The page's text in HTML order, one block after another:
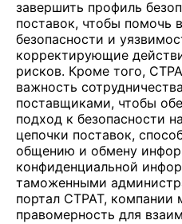
завершить профиль
поставок, чтобы помочь
безопасности и
корректирующие
рисков. Кроме того,
важность
поставщиками, чтобы
подход к безопасности
цепочки поставок,
общению и обмену
конфиденциальной
таможенными
портал CTPAT,
правомерность для